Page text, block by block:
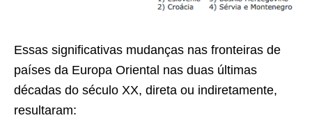
Essas significativas mudanças nas fronteiras de
países da Europa Oriental nas duas últimas
décadas do século XX, direta ou indiretamente,
resultaram: